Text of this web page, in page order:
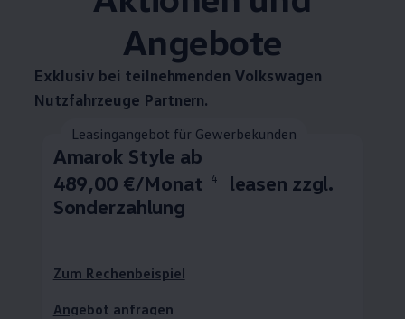
Angebote
Exklusiv bei teilnehmenden Volkswagen
Nutzfahrzeuge Partnern.
Leasingangebot für Gewerbekunden
Amarok Style ab
489,00 €/Monat
4
leasen zzgl.
Sonderzahlung
Zum Rechenbeispiel
Angebot anfragen